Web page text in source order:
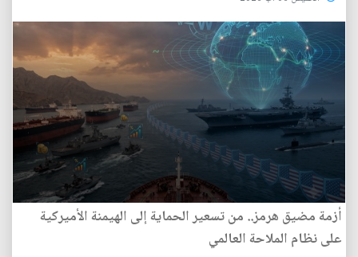
أزمة مضيق هرمز.. من تسعير الحماية إلى الهيمنة الأميركية
على نظام الملاحة العالمي